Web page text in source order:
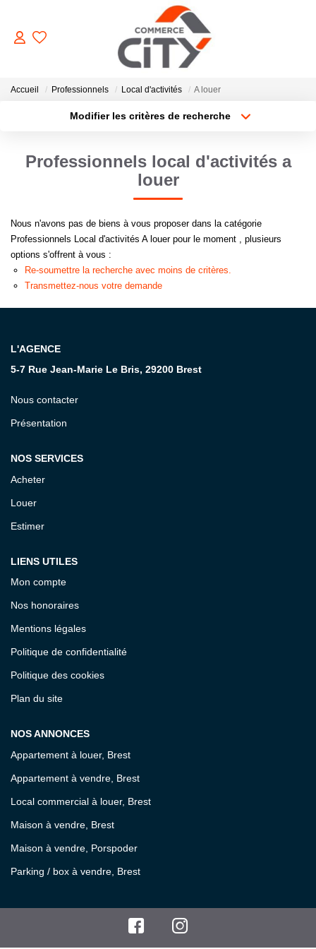
ACHETER
LOUER
ESTIMER
Accueil Professionnels Local d'activités A louer
Modifier les critères de recherche
Type de bien
Créer une alerte
Professionnels local d'activités a
louer
Nous n'avons pas de biens à vous proposer dans la catégorie
Professionnels Local d'activités A louer pour le moment , plusieurs
options s'offrent à vous :
Re-soumettre la recherche avec moins de critères.
Transmettez-nous votre demande
L'AGENCE
5-7 Rue Jean-Marie Le Bris, 29200 Brest
Nous contacter
Présentation
NOS SERVICES
Acheter
Louer
Estimer
LIENS UTILES
Mon compte
Nos honoraires
Mentions légales
Politique de confidentialité
Politique des cookies
Plan du site
NOS ANNONCES
Appartement à louer, Brest
Appartement à vendre, Brest
Local commercial à louer, Brest
Maison à vendre, Brest
Maison à vendre, Porspoder
Parking / box à vendre, Brest